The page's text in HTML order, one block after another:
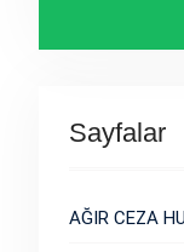
Sayfalar
AĞIR CEZA